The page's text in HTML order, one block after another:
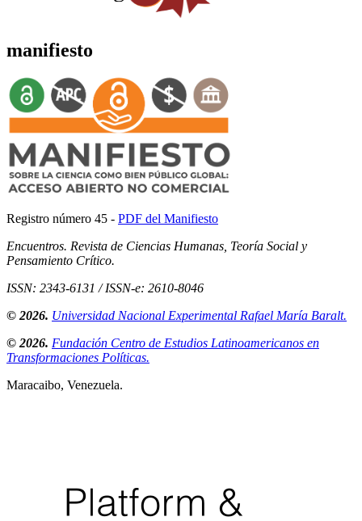
manifiesto
Registro número 45 - PDF del Manifiesto
Encuentros. Revista de Ciencias Humanas, Teoría Social y
Pensamiento Crítico.
ISSN: 2343-6131 / ISSN-e: 2610-8046
© 2026. Universidad Nacional Experimental Rafael María Baralt.
© 2026. Fundación Centro de Estudios Latinoamericanos en
Transformaciones Políticas.
Maracaibo, Venezuela.